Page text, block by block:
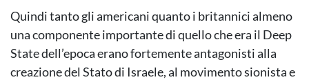
Quindi tanto gli americani quanto i britannici almeno
una componente importante di quello che era il Deep
State dell’epoca erano fortemente antagonisti alla
creazione del Stato di Israele, al movimento sionista e